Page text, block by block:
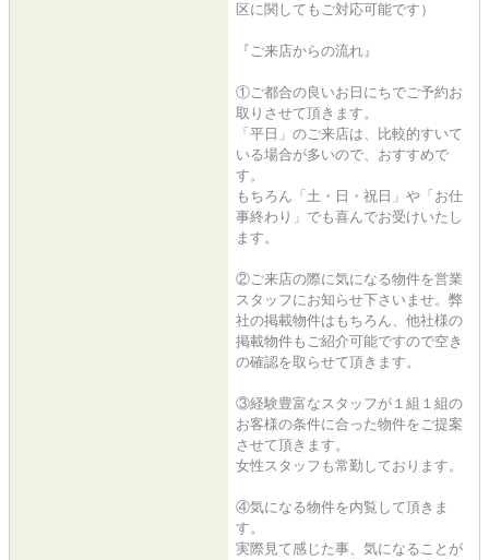
区に関してもご対応可能です）
『ご来店からの流れ』
①ご都合の良いお日にちでご予約お
取りさせて頂きます。
「平日」のご来店は、比較的すいて
いる場合が多いので、おすすめで
す。
もちろん「土・日・祝日」や「お仕
事終わり」でも喜んでお受けいたし
ます。
②ご来店の際に気になる物件を営業
スタッフにお知らせ下さいませ。弊
社の掲載物件はもちろん、他社様の
掲載物件もご紹介可能ですので空き
の確認を取らせて頂きます。
③経験豊富なスタッフが１組１組の
お客様の条件に合った物件をご提案
させて頂きます。
女性スタッフも常勤しております。
④気になる物件を内覧して頂きま
す。
実際見て感じた事、気になることが